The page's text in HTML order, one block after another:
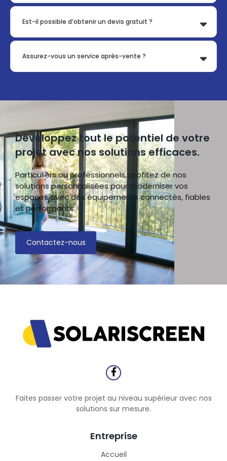
Est-il possible d’obtenir un devis gratuit ?
Assurez-vous un service après-vente ?
Développez tout le potentiel de votre
projet avec nos solutions efficaces.
Particuliers ou professionnels, profitez de nos
solutions personnalisées pour moderniser vos
espaces avec des équipements connectés, fiables
et performants.
Contactez-nous
Faites passer votre projet au niveau supérieur avec nos
solutions sur mesure.
Entreprise
Accueil